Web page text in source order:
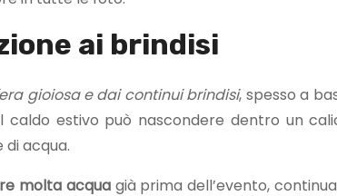
ai brindisi
gioiosa e dai continui brindisi, spesso a
estivo può nascondere dentro un
acqua.
molta acquagià prima dell’evento,